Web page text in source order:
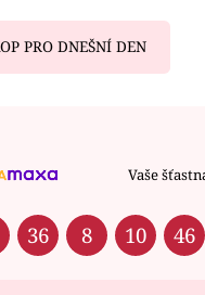
PRO DNEŠNÍ DEN
Vaše
36 8 10 46